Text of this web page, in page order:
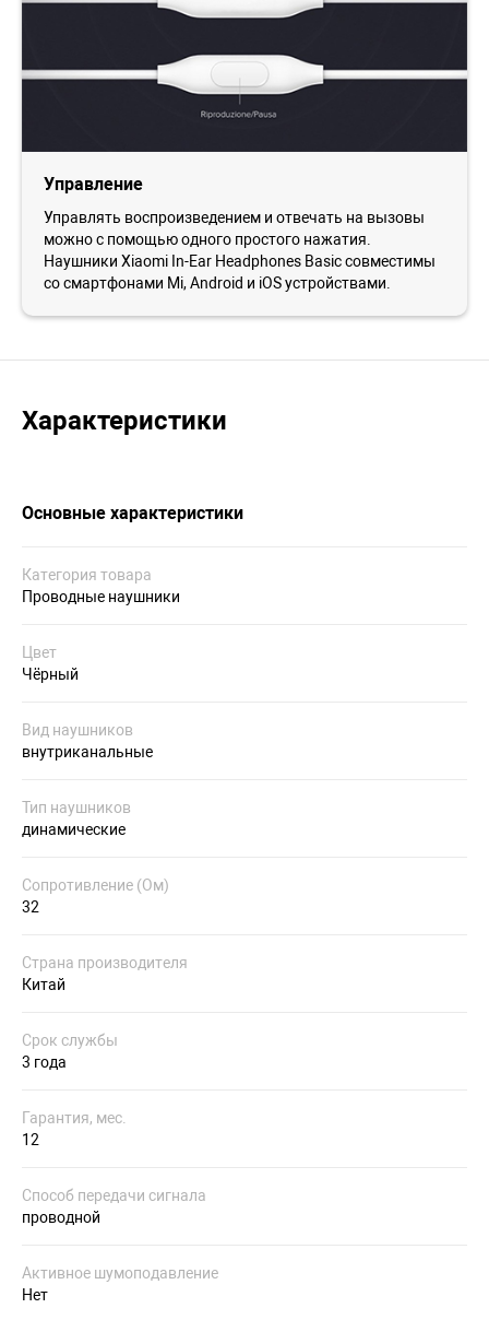
Управление
Управлять воспроизведением и отвечать на вызовы
можно с помощью одного простого нажатия.
Наушники Xiaomi In-Ear Headphones Basic совместимы
со смартфонами Mi, Android и iOS устройствами.
Характеристики
Основные характеристики
Категория товара
Проводные наушники
Цвет
Чёрный
Вид наушников
внутриканальные
Тип наушников
динамические
Сопротивление (Ом)
32
Страна производителя
Китай
Срок службы
3 года
Гарантия, мес.
12
Способ передачи сигнала
проводной
Активное шумоподавление
Нет